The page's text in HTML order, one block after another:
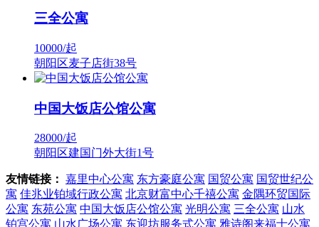
三全公寓
10000/起
朝阳区麦子店街38号
中国大饭店公馆公寓
28000/起
朝阳区建国门外大街1号
友情链接： 嘉里中心公寓 东方豪庭公寓 国贸公寓 国贸世纪公
寓 佳兆业铂域行政公寓 北京财富中心千禧公寓 金隅环贸国际
公寓 东苑公寓 中国大饭店公馆公寓 光明公寓 三全公寓 山水
铂宫公寓 山水广场公寓 东迎坊服务式公寓 雅诗阁来福士公寓